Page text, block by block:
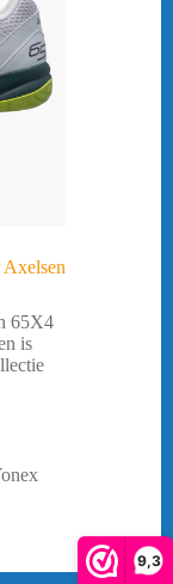
9,3
65X4
is